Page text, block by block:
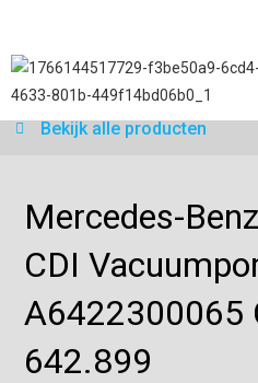
Bekijk alle producten
Mercedes-
CDI
A6422300065
642.899